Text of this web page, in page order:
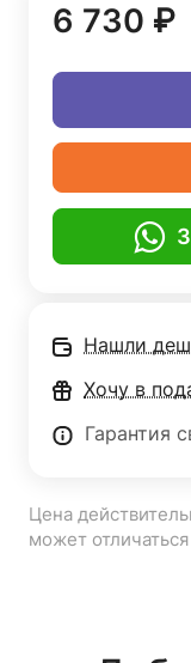
6 730 ₽
Нашли
Хочу в
Гарантия
Цена
может